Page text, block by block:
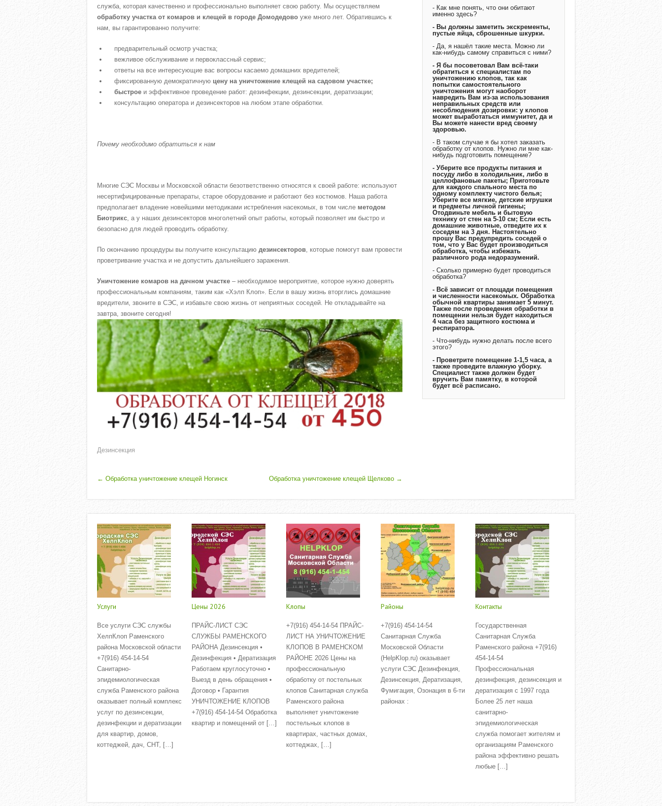
служба, которая качественно и профессионально выполняет свою работу. Мы осуществляем
обработку участка от комаров и клещей в городе Домодедово уже много лет. Обратившись к
нам, вы гарантированно получите:
предварительный осмотр участка;
вежливое обслуживание и первоклассный сервис;
ответы на все интересующие вас вопросы касаемо домашних вредителей;
фиксированную демократичную цену на уничтожение клещей на садовом участке;
быстрое и эффективное проведение работ: дезинфекции, дезинсекции, дератизации;
консультацию оператора и дезинсекторов на любом этапе обработки.
Почему необходимо обратиться к нам
Многие СЭС Москвы и Московской области безответственно относятся к своей работе: используют
несертифицированные препараты, старое оборудование и работают без костюмов. Наша работа
предполагает владение новейшими методиками истребления насекомых, в том числе методом
Биотрикс , а у наших дезинсекторов многолетний опыт работы, который позволяет им быстро и
безопасно для людей проводить обработку.
По окончанию процедуры вы получите консультацию дезинсекторов , которые помогут вам провести
проветривание участка и не допустить дальнейшего заражения.
Уничтожение комаров на дачном участке – необходимое мероприятие, которое нужно доверять
профессиональным компаниям, таким как «Хэлп Клоп». Если в вашу жизнь вторглись домашние
вредители, звоните в СЭС, и избавьте свою жизнь от неприятных соседей. Не откладывайте на
завтра, звоните сегодня!
Дезинсекция
P
O
S
T
N
A
V
I
G
T
I
O
N
← Обработка уничтожение клещей Ногинск Обработка уничтожение клещей Щелково →
- Как мне понять, что они обитают
именно здесь?
- Вы должны заметить экскременты,
пустые яйца, сброшенные шкурки.
- Да, я нашёл такие места. Можно ли
как-нибудь самому справиться с ними?
- Я бы посоветовал Вам всё-таки
обратиться к специалистам по
уничтожению клопов, так как
попытки самостоятельного
уничтожения могут наоборот
навредить Вам из-за использования
неправильных средств или
несоблюдения дозировки: у клопов
может выработаться иммунитет, да и
Вы можете нанести вред своему
здоровью.
- В таком случае я бы хотел заказать
обработку от клопов. Нужно ли мне как-
нибудь подготовить помещение?
- Уберите все продукты питания и
посуду либо в холодильник, либо в
целлофановые пакеты; Приготовьте
для каждого спального места по
одному комплекту чистого белья;
Уберите все мягкие, детские игрушки
и предметы личной гигиены;
Отодвиньте мебель и бытовую
технику от стен на 5-10 см; Если есть
домашние животные, отведите их к
соседям на 3 дня. Настоятельно
прошу Вас предупредить соседей о
том, что у Вас будет производиться
обработка, чтобы избежать
различного рода недоразумений.
- Сколько примерно будет проводиться
обработка?
- Всё зависит от площади помещения
и численности насекомых. Обработка
обычной квартиры занимает 5 минут.
Также после проведения обработки в
помещении нельзя будет находиться
4 часа без защитного костюма и
респиратора.
- Что-нибудь нужно делать после всего
этого?
- Проветрите помещение 1-1,5 часа, а
также проведите влажную уборку.
Специалист также должен будет
вручить Вам памятку, в которой
будет всё расписано.
Услуги
Все услуги СЭС службы
ХелпКлоп Раменского
района Московской области
+7(916) 454-14-54
Санитарно-
эпидемиологическая
служба Раменского района
оказывает полный комплекс
услуг по дезинсекции,
дезинфекции и дератизации
для квартир, домов,
коттеджей, дач, СНТ, […]
Цены 2026
ПРАЙС-ЛИСТ СЭС
СЛУЖБЫ РАМЕНСКОГО
РАЙОНА Дезинсекция •
Дезинфекция • Дератизация
Работаем круглосуточно •
Выезд в день обращения •
Договор • Гарантия
УНИЧТОЖЕНИЕ КЛОПОВ
+7(916) 454-14-54 Обработка
квартир и помещений от […]
Клопы
+7(916) 454-14-54 ПРАЙС-
ЛИСТ НА УНИЧТОЖЕНИЕ
КЛОПОВ В РАМЕНСКОМ
РАЙОНЕ 2026 Цены на
профессиональную
обработку от постельных
клопов Санитарная служба
Раменского района
выполняет уничтожение
постельных клопов в
квартирах, частных домах,
коттеджах, […]
Районы
+7(916) 454-14-54
Санитарная Служба
Московской Области
(HelpKlop.ru) оказывает
услуги СЭС Дезинфекция,
Дезинсекция, Дератизация,
Фумигация, Озонация в 6-ти
районах :
Контакты
Государственная
Санитарная Служба
Раменского района +7(916)
454-14-54
Профессиональная
дезинфекция, дезинсекция и
дератизация с 1997 года
Более 25 лет наша
санитарно-
эпидемиологическая
служба помогает жителям и
организациям Раменского
района эффективно решать
любые […]